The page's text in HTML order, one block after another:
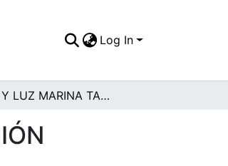
Log In
ELBA Y LUZ MARINA TAMAYO, EN SU PRIMERA COMUNIÓN